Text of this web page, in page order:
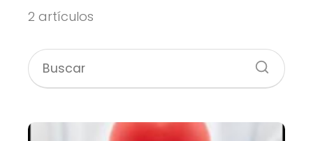
2 artículos